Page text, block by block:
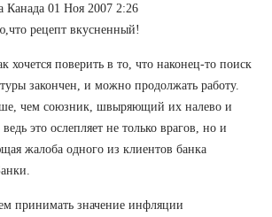
Канада 01 Ноя 2007 2:26
рецепт вкусненный!
хочется поверить в то, что наконец-то поиск
закончен, и можно продолжать работу.
чем союзник, швыряющий их налево и
это ослепляет не только врагов, но и
жалоба одного из клиентов банка
принимать значение инфляции